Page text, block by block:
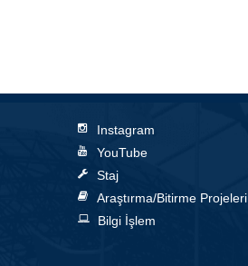
Instagram
YouTube
Staj
Araştırma/Bitirme Projeleri
Bilgi İşlem